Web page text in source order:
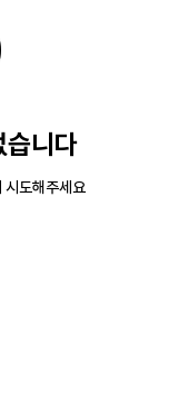
습니다
시도해주세요